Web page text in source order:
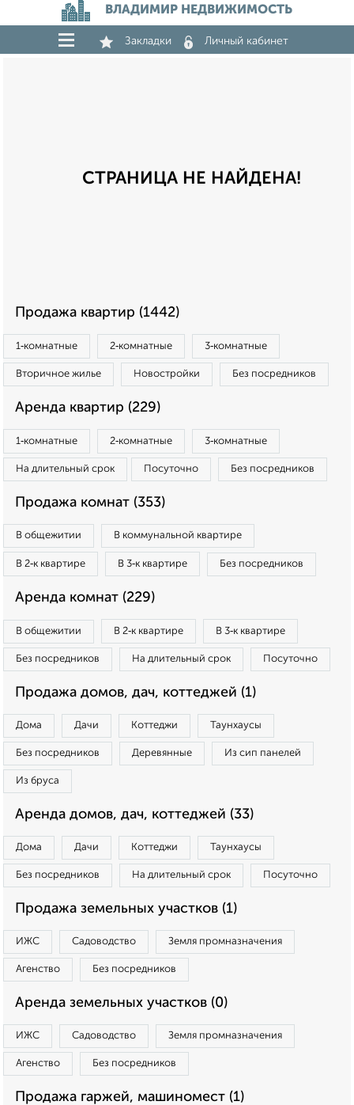
ВЛАДИМИР НЕДВИЖИМОСТЬ
Закладки Личный кабинет
СТРАНИЦА НЕ НАЙДЕНА!
Продажа квартир (1442)
1‑комнатные 2‑комнатные 3‑комнатные
Вторичное жилье Новостройки Без посредников
Аренда квартир (229)
1‑комнатные 2‑комнатные 3‑комнатные
На длительный срок Посуточно Без посредников
Продажа комнат (353)
В общежитии В коммунальной квартире
В 2‑к квартире В 3‑к квартире Без посредников
Аренда комнат (229)
В общежитии В 2‑к квартире В 3‑к квартире
Без посредников На длительный срок Посуточно
Продажа домов, дач, коттеджей (1)
Дома Дачи Коттеджи Таунхаусы
Без посредников Деревянные Из сип панелей
Из бруса
Аренда домов, дач, коттеджей (33)
Дома Дачи Коттеджи Таунхаусы
Без посредников На длительный срок Посуточно
Продажа земельных участков (1)
ИЖС Садоводство Земля промназначения
Агенство Без посредников
Аренда земельных участков (0)
ИЖС Садоводство Земля промназначения
Агенство Без посредников
Продажа гаржей, машиномест (1)